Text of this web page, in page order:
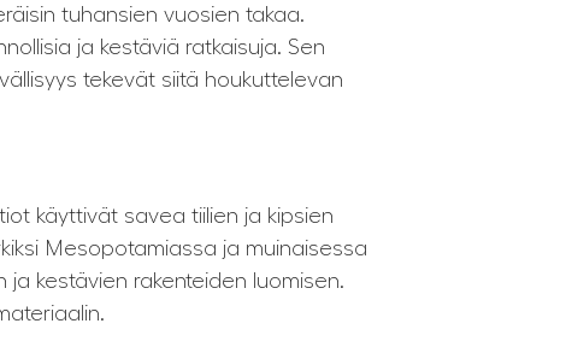
tuhansien vuosien takaa.
ja kestäviä ratkaisuja. Sen
tekevät siitä houkuttelevan
käyttivät savea tiilien ja kipsien
Mesopotamiassa ja muinaisessa
ja kestävien rakenteiden luomisen.